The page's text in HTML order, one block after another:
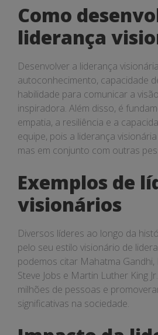
Como
liderança
Desenvolver a liderança
autoconhecimento, capacidade
habilidade para comunicar a
inspiradora. Além disso, é
empatia, a resiliência e a
equipe, pois a liderança
mas em conjunto com outras
Exemplos de
visionários
Diversos líderes ao longo da
pelo seu estilo visionário de
podemos citar Mahatma
Steve Jobs e Martin Luther King
milhões de pessoas e
significativas na sociedade.